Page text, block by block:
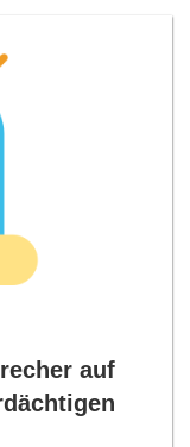
auf